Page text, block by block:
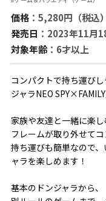
価格：5,280円（税込）
発売日 ：2023年11月
対象年齢：6才以上
コンパクトで持ち運び
ジャラNEO
家族や友達と一緒に楽
フレームが取り外せてコ
持ち運びも簡単なので
ャラを楽しめます！
基本のドンジャラから